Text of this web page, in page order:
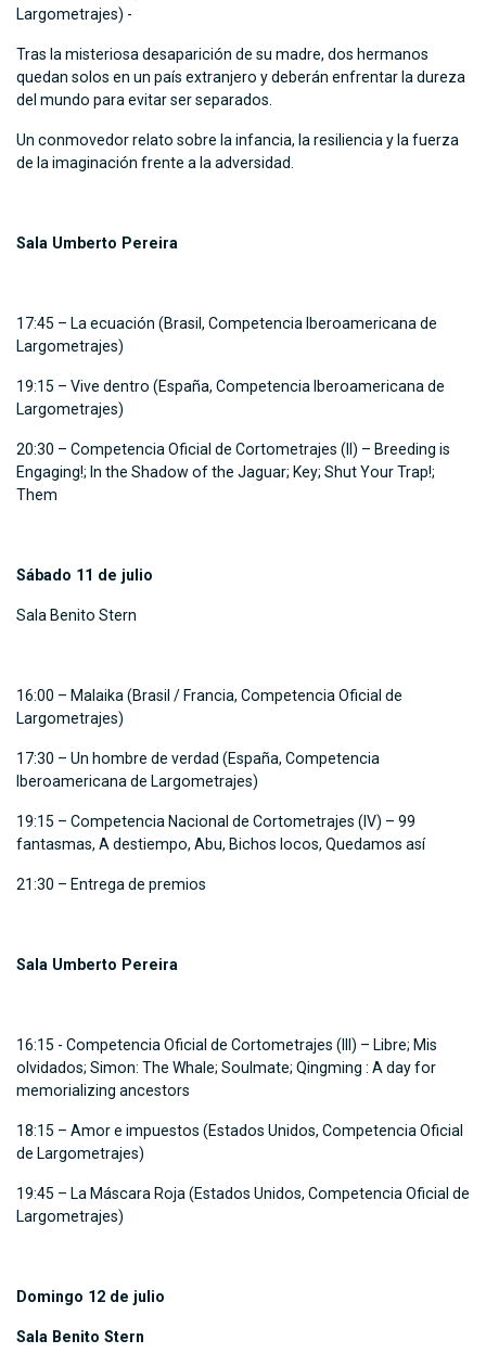
Largometrajes) -
Tras la misteriosa desaparición de su madre, dos hermanos
quedan solos en un país extranjero y deberán enfrentar la dureza
del mundo para evitar ser separados.
Un conmovedor relato sobre la infancia, la resiliencia y la fuerza
de la imaginación frente a la adversidad.
Sala Umberto Pereira
17:45 – La ecuación (Brasil, Competencia Iberoamericana de
Largometrajes)
19:15 – Vive dentro (España, Competencia Iberoamericana de
Largometrajes)
20:30 – Competencia Oficial de Cortometrajes (II) – Breeding is
Engaging!; In the Shadow of the Jaguar; Key; Shut Your Trap!;
Them
Sábado 11 de julio
Sala Benito Stern
16:00 – Malaika (Brasil / Francia, Competencia Oficial de
Largometrajes)
17:30 – Un hombre de verdad (España, Competencia
Iberoamericana de Largometrajes)
19:15 – Competencia Nacional de Cortometrajes (IV) – 99
fantasmas, A destiempo, Abu, Bichos locos, Quedamos así
21:30 – Entrega de premios
Sala Umberto Pereira
16:15 - Competencia Oficial de Cortometrajes (III) – Libre; Mis
olvidados; Simon: The Whale; Soulmate; Qingming : A day for
memorializing ancestors
18:15 – Amor e impuestos (Estados Unidos, Competencia Oficial
de Largometrajes)
19:45 – La Máscara Roja (Estados Unidos, Competencia Oficial de
Largometrajes)
Domingo 12 de julio
Sala Benito Stern